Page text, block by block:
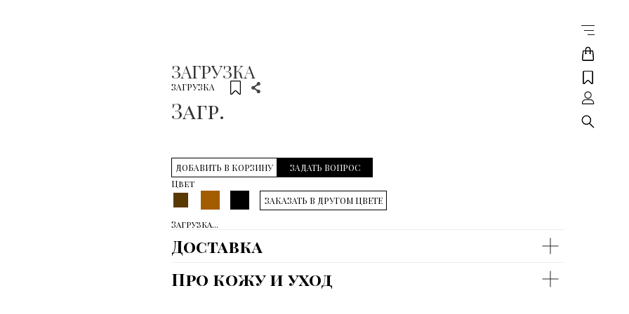
ЗАГРУЗКА
ЗАГРУЗКА
Загр.
ДОБАВИТЬ В КОРЗИНУ
ЗАДАТЬ ВОПРОС
Цвет
ЗАКАЗАТЬ В ДРУГОМ ЦВЕТЕ
Загрузка...
Доставка
Про кожу и уход